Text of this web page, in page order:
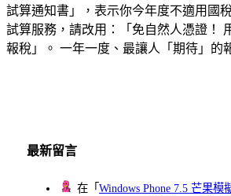
試算通知書」，表示你今年度不適用國
試算服務，請改用：「免自然人憑證！
報稅」。 一年一度、最讓人「期待」的
最新留言
在「Windows Phone 7.5 芒果模